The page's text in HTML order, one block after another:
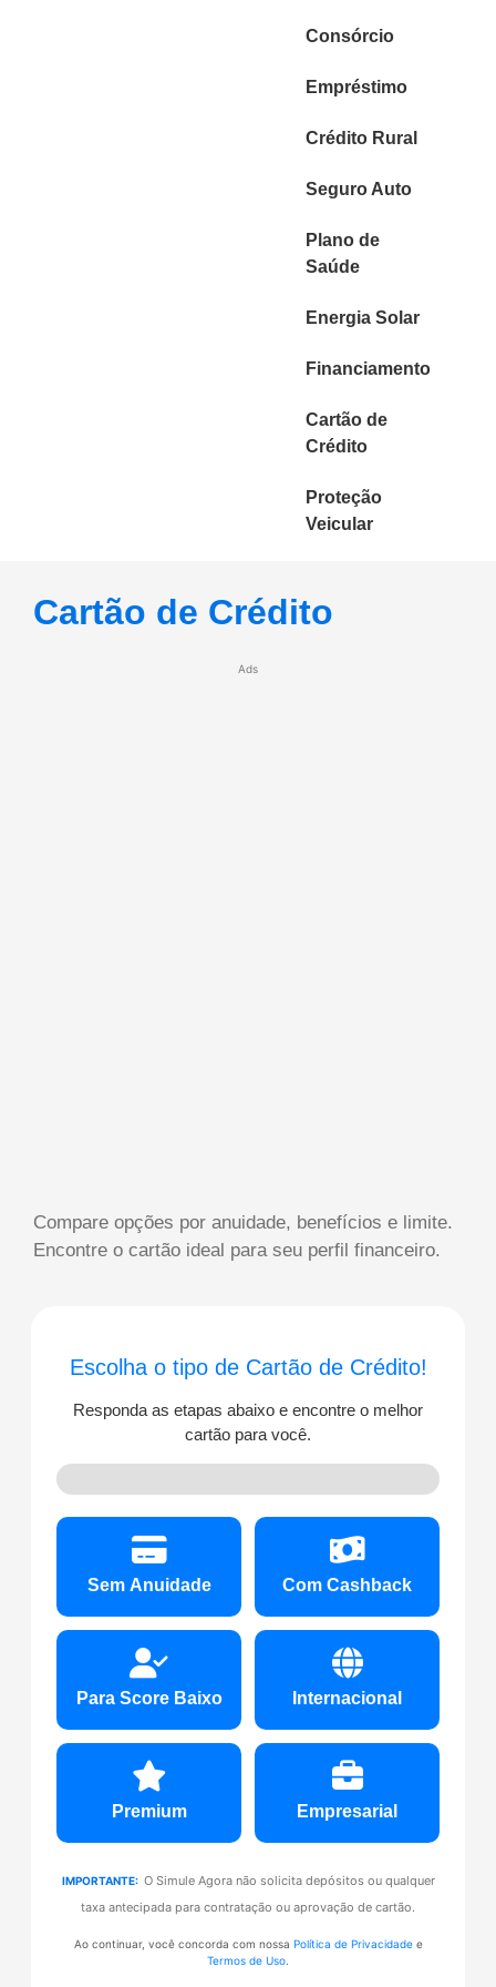
Consórcio
Empréstimo
Crédito Rural
Seguro Auto
Plano de
Saúde
Energia Solar
Financiamento
Cartão de
Crédito
Proteção
Veicular
Cartão de Crédito
Ads
Compare opções por anuidade, benefícios e limite.
Encontre o cartão ideal para seu perfil financeiro.
Escolha o tipo de Cartão de Crédito!
Responda as etapas abaixo e encontre o melhor
cartão para você.
Sem Anuidade Com Cashback
Para Score Baixo Internacional
Premium Empresarial
IMPORTANTE: O Simule Agora não solicita depósitos ou qualquer
taxa antecipada para contratação ou aprovação de cartão.
Ao continuar, você concorda com nossa Política de Privacidadee
Termos de Uso